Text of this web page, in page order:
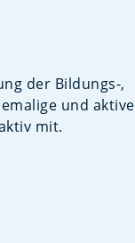
der Bildungs-,
und aktive
mit.